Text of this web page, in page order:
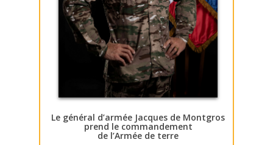
Le général d’armée Jacques de Montgros
prend le commandement
de l’Armée de terre